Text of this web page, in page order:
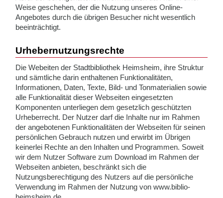
Weise geschehen, der die Nutzung unseres Online-
Angebotes durch die übrigen Besucher nicht wesentlich
beeinträchtigt.
Urhebernutzungsrechte
Die Webeiten der Stadtbibliothek Heimsheim, ihre Struktur
und sämtliche darin enthaltenen Funktionalitäten,
Informationen, Daten, Texte, Bild- und Tonmaterialien sowie
alle Funktionalität dieser Webseiten eingesetzten
Komponenten unterliegen dem gesetzlich geschützten
Urheberrecht. Der Nutzer darf die Inhalte nur im Rahmen
der angebotenen Funktionalitäten der Webseiten für seinen
persönlichen Gebrauch nutzen und erwirbt im Übrigen
keinerlei Rechte an den Inhalten und Programmen. Soweit
wir dem Nutzer Software zum Download im Rahmen der
Webseiten anbieten, beschränkt sich die
Nutzungsberechtigung des Nutzers auf die persönliche
Verwendung im Rahmen der Nutzung von www.biblio-